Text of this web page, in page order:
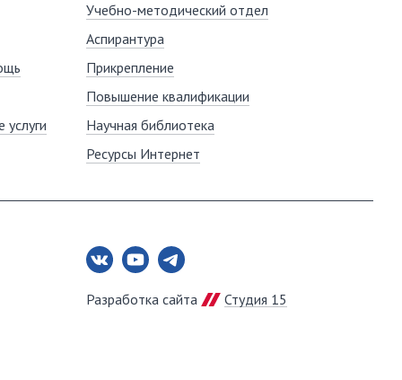
Учебно-методический отдел
Аспирантура
Прикрепление
Повышение квалификации
Научная библиотека
Ресурсы Интернет
Разработка сайта Студия 15